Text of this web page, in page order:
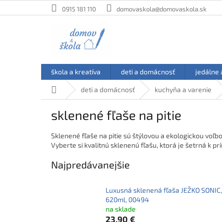
na
0915 181 110 domovaskola@domovaskola.sk
škola a kreatíva deti a domácnosť jedálne
Domovdeti a domácnosť kuchyňa a varenie
sklenené fľaše na pitie
Sklenené fľaše na pitie sú štýlovou a ekologickou
Vyberte si kvalitnú sklenenú fľašu, ktorá je šetrná k
Najpredávanejšie
Luxusná sklenená fľaša JEŽKO SONIC,
620ml, 00494
na sklade
23,90 €